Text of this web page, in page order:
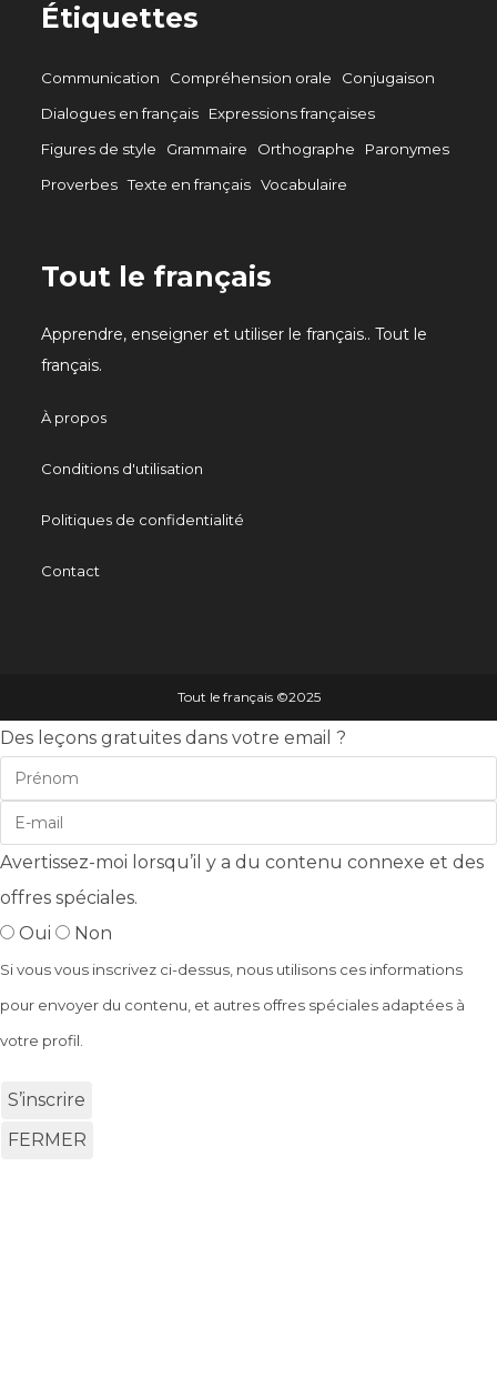
Étiquettes
Communication Compréhension orale
Conjugaison
Dialogues en français
Expressions françaises
Figures de style
Grammaire Orthographe
Paronymes
Proverbes Texte en français Vocabulaire
Tout le français
Apprendre, enseigner et utiliser le français.. Tout le
français.
À propos
Conditions d'utilisation
Politiques de confidentialité
Contact
Tout le français ©️2025
Des leçons gratuites dans votre email ?
Avertissez-moi lorsqu’il y a du contenu connexe et des
offres spéciales.
Oui
Non
Si vous vous inscrivez ci-dessus, nous utilisons ces informations
pour envoyer du contenu, et autres offres spéciales adaptées à
votre profil.
S’inscrire
FERMER